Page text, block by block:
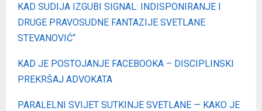
KAD SUDIJA IZGUBI SIGNAL: INDISPONIRANJE I
DRUGE PRAVOSUDNE FANTAZIJE SVETLANE
STEVANOVIĆ“
KAD JE POSTOJANJE FACEBOOKA – DISCIPLINSKI
PREKRŠAJ ADVOKATA
PARALELNI SVIJET SUTKINJE SVETLANE — KAKO JE